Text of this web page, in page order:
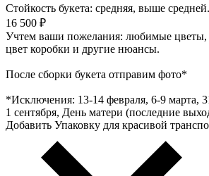
Стойкость букета: средняя, выше средней.
16 500 ₽
Учтем ваши пожелания: любимые цветы,
цвет коробки и другие нюансы.
После сборки букета отправим фото*
*Исключения: 13‑14 февраля, 6‑9 марта,
1 сентября, День матери (последние
Добавить Упаковку для красивой